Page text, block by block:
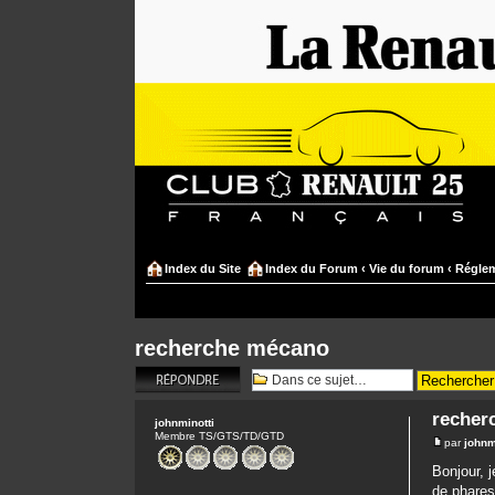
Index du Site Index du Forum ‹ Vie du forum ‹
recherche mécano
Répondre
par
Bonjour,
de
johnminotti
Membre TS/GTS/TD/GTD